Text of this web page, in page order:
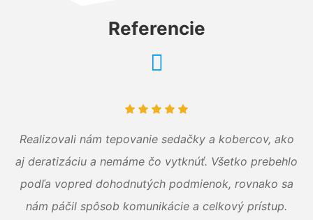
Referencie
Realizovali nám tepovanie sedačky a kobercov, ako
aj deratizáciu a nemáme čo vytknúť. Všetko prebehlo
podľa vopred dohodnutých podmienok, rovnako sa
nám páčil spôsob komunikácie a celkový prístup.